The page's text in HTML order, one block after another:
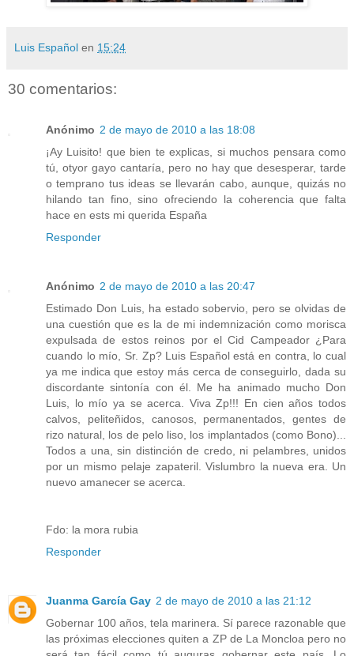
Luis Español en 15:24
30 comentarios:
Anónimo 2 de mayo de 2010 a las 18:08
¡Ay Luisito! que bien te explicas, si muchos pensara como
tú, otyor gayo cantaría, pero no hay que desesperar, tarde
o temprano tus ideas se llevarán cabo, aunque, quizás no
hilando tan fino, sino ofreciendo la coherencia que falta
hace en ests mi querida España
Responder
Anónimo 2 de mayo de 2010 a las 20:47
Estimado Don Luis, ha estado sobervio, pero se olvidas de
una cuestión que es la de mi indemnización como morisca
expulsada de estos reinos por el Cid Campeador ¿Para
cuando lo mío, Sr. Zp? Luis Español está en contra, lo cual
ya me indica que estoy más cerca de conseguirlo, dada su
discordante sintonía con él. Me ha animado mucho Don
Luis, lo mío ya se acerca. Viva Zp!!! En cien años todos
calvos, peliteñidos, canosos, permanentados, gentes de
rizo natural, los de pelo liso, los implantados (como Bono)...
Todos a una, sin distinción de credo, ni pelambres, unidos
por un mismo pelaje zapateril. Vislumbro la nueva era. Un
nuevo amanecer se acerca.
Fdo: la mora rubia
Responder
Juanma García Gay 2 de mayo de 2010 a las 21:12
Gobernar 100 años, tela marinera. Sí parece razonable que
las próximas elecciones quiten a ZP de La Moncloa pero no